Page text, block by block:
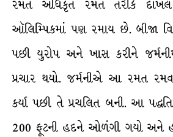
રમત અધિકૃત રમત તરીકે
ઑલિમ્પિકમાં પણ રમાય છે. બીજા
પછી યુરોપ અને ખાસ કરીને
પ્રચાર થયો. જર્મનીએ આ રમત
કર્યા પછી તે પ્રચલિત બની. આ
200 ફૂટની હદને ઓળંગી ગયો